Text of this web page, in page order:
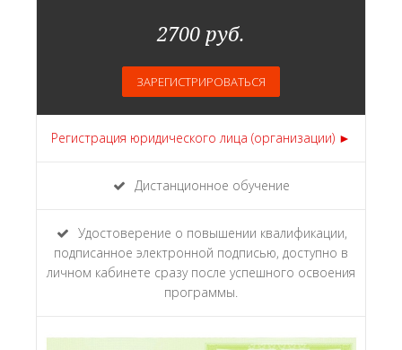
2700 руб.
ЗАРЕГИСТРИРОВАТЬСЯ
Регистрация юридического лица (организации) ►
Дистанционное обучение
Удостоверение о повышении квалификации,
подписанное электронной подписью, доступно в
личном кабинете сразу после успешного освоения
программы.